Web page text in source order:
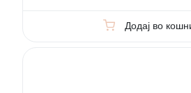
Додај во